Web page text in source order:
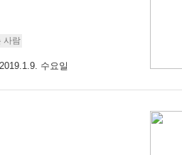
사람
2019.1.9. 수요일